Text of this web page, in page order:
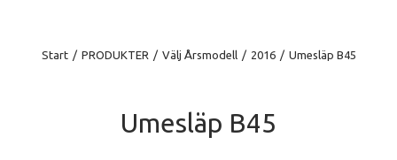
Start / PRODUKTER / Välj Årsmodell / 2016 / Umesläp B45
Umesläp B45